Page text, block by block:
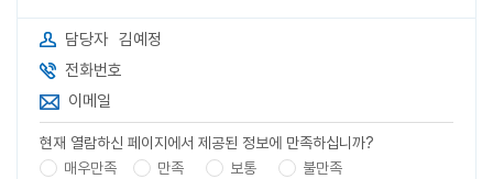
담당자 김예정
전화번호
이메일
현재 열람하신 페이지에서 제공된 정보에 만족하십니까?
매우만족
만족 보통
불만족